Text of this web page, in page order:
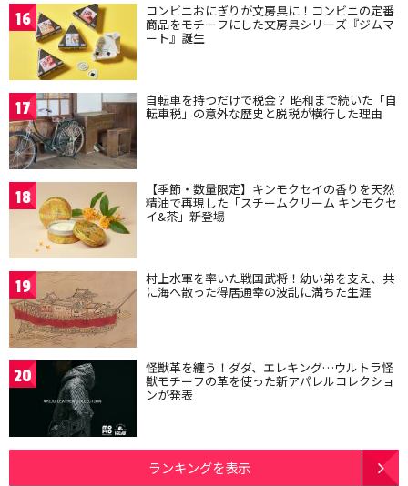
16 コンビニおにぎりが文房具に！コンビニの定番
商品をモチーフにした文房具シリーズ『ジムマ
ート』誕生
17 自転車を持つだけで税金？ 昭和まで続いた「自
転車税」の意外な歴史と脱税が横行した理由
18 【季節・数量限定】キンモクセイの香りを天然
精油で再現した「スチームクリーム キンモクセ
イ&茶」新登場
19 村上水軍を率いた戦国武将！幼い弟を支え、共
に海へ散った得居通幸の波乱に満ちた生涯
20 怪獣革を纏う！ダダ、エレキング…ウルトラ怪
獣モチーフの革を使った新アパレルコレクショ
ンが発表
ランキングを表示